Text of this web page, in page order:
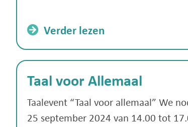
Verder lezen
Taal voor Allemaal
Taalevent “Taal voor allemaal” We
25 september 2024 van 14.00 tot